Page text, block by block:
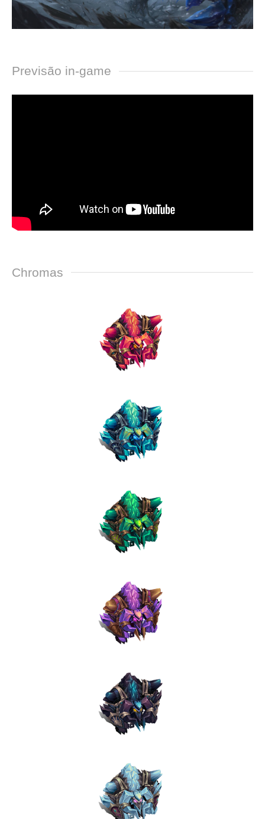
Previsão in-game
Chromas